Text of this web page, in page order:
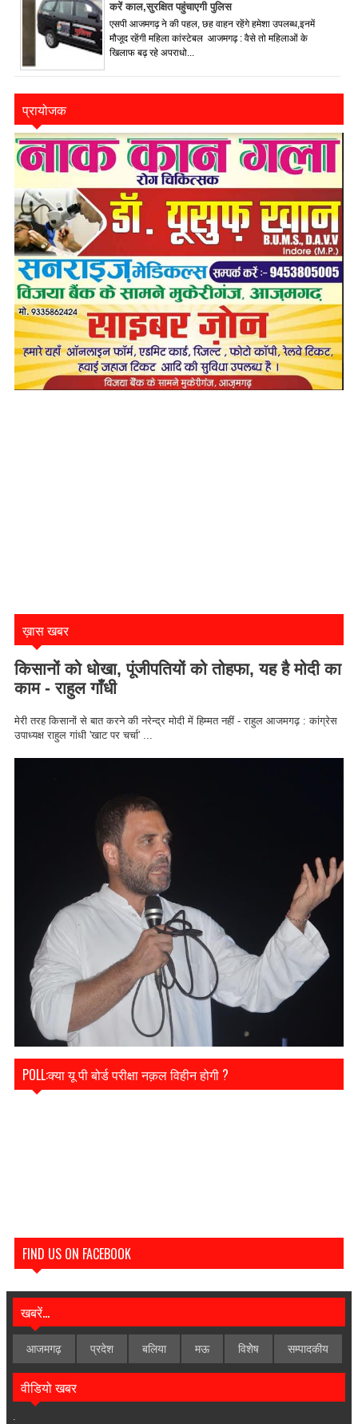
करें काल,सुरक्षित पहुंचाएगी पुलिस
एसपी आजमगढ़ ने की पहल, छह वाहन रहेंगे हमेशा उपलब्ध,इनमें
मौजूद रहेंगी महिला कांस्टेबल आजमगढ़ : वैसे तो महिलाओं के
खिलाफ बढ़ रहे अपराधो...
प्रायोजक
ख़ास खबर
किसानों को धोखा, पूंजीपतियों को तोहफा, यह है मोदी का
काम - राहुल गाँधी
मेरी तरह किसानों से बात करने की नरेन्द्र मोदी में हिम्मत नहीं - राहुल आजमगढ़ : कांग्रेस
उपाध्यक्ष राहुल गांधी 'खाट पर चर्चा' ...
POLL:क्या यू पी बोर्ड परीक्षा नक़ल विहीन होगी ?
FIND US ON FACEBOOK
खबरें...
आजमगढ़ प्रदेश बलिया मऊ विशेेष सम्पादकीय
वीडियो खबर